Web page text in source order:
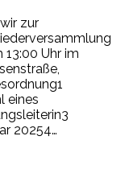
zur
Uhr im
eines
20254…